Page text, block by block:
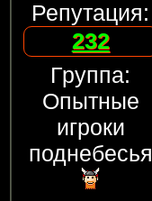
Репутация:
232
Группа:
Опытные
игроки
поднебесья